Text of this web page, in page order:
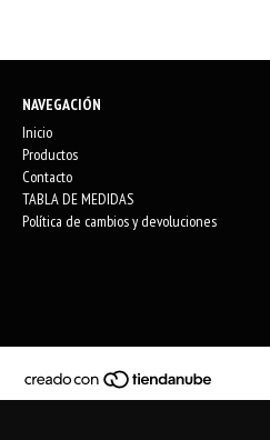
NAVEGACIÓN
Inicio
Productos
Contacto
TABLA DE MEDIDAS
Política de cambios y devoluciones